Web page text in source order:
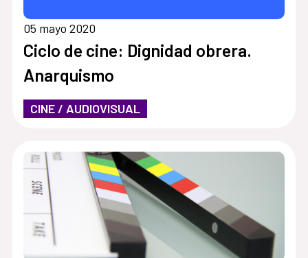
05 mayo 2020
Ciclo de cine: Dignidad obrera.
Anarquismo
CINE / AUDIOVISUAL